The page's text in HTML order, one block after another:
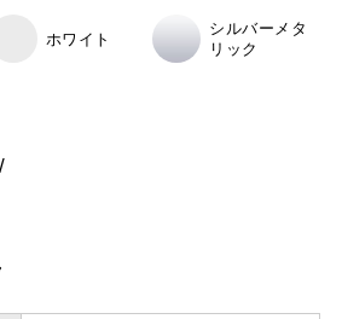
ホワイト
シルバーメタ
リック